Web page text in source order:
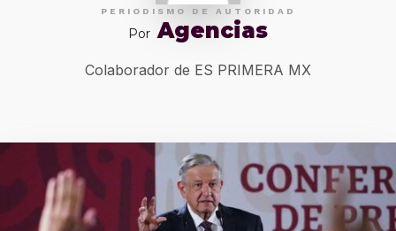
PERIODISMO DE AUTORIDAD
Por Agencias
Colaborador de ES PRIMERA MX